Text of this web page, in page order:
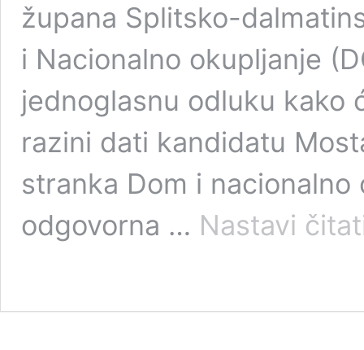
župana Splitsko-
i Nacionalno okupljanje
jednoglasnu odluku kako
razini dati kandidatu
stranka Dom i
odgovorna … Nastavi